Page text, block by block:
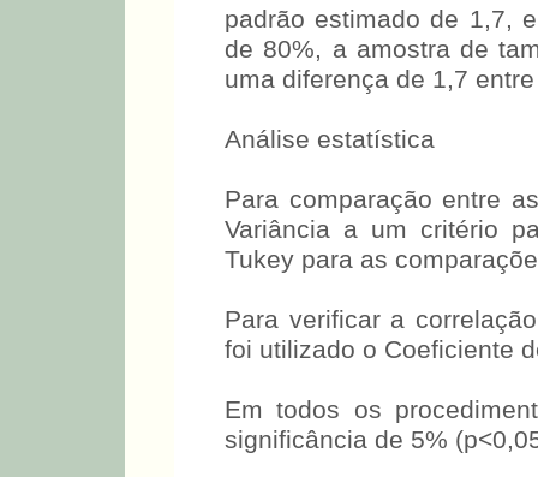
padrão estimado de 1,7,
de 80%, a amostra de
uma diferença de 1,7
Análise estatística
Para comparação entre
Variância a um critério
Tukey para as
Para verificar a
foi utilizado o Coeficiente
Em todos os
significância de 5%